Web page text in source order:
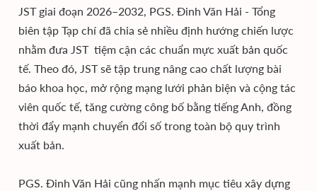
JST giai đoạn 2026–2032, PGS. Đinh Văn Hải - Tổng
biên tập Tạp chí đã chia sẻ nhiều định hướng chiến lược
nhằm đưa JST tiệm cận các chuẩn mực xuất bản quốc
tế. Theo đó, JST sẽ tập trung nâng cao chất lượng bài
báo khoa học, mở rộng mạng lưới phản biện và cộng tác
viên quốc tế, tăng cường công bố bằng tiếng Anh, đồng
thời đẩy mạnh chuyển đổi số trong toàn bộ quy trình
xuất bản.
PGS. Đinh Văn Hải cũng nhấn mạnh mục tiêu xây dựng